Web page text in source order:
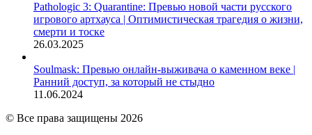
Pathologic 3: Quarantine: Превью новой части русского
игрового артхауса | Оптимистическая трагедия о жизни,
смерти и тоске
26.03.2025
Soulmask: Превью онлайн-выживача о каменном веке |
Ранний доступ, за который не стыдно
11.06.2024
© Все права защищены 2026